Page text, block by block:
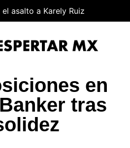
asalto a Karely Ruiz
en
tras